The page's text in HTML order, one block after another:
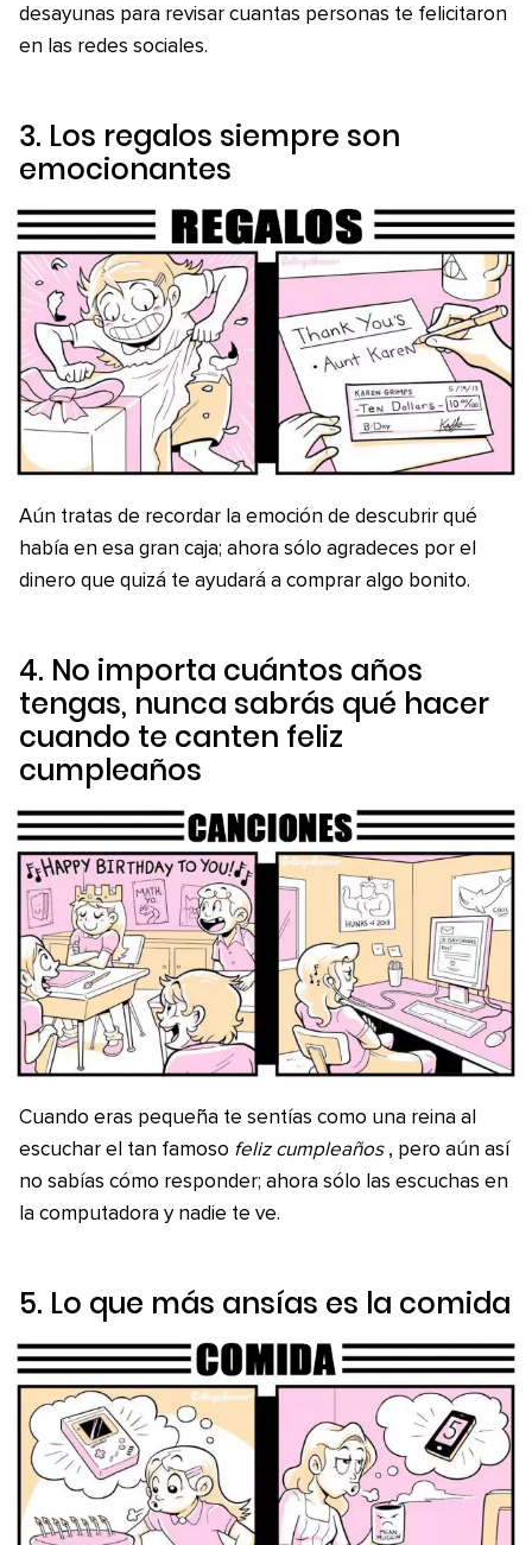
desayunas para revisar cuantas personas te felicitaron
en las redes sociales.
3. Los regalos siempre son
emocionantes
Aún tratas de recordar la emoción de descubrir qué
había en esa gran caja; ahora sólo agradeces por el
dinero que quizá te ayudará a comprar algo bonito.
4. No importa cuántos años
tengas, nunca sabrás qué hacer
cuando te canten feliz
cumpleaños
Cuando eras pequeña te sentías como una reina al
escuchar el tan famoso feliz cumpleaños , pero aún así
no sabías cómo responder; ahora sólo las escuchas en
la computadora y nadie te ve.
5. Lo que más ansías es la comida